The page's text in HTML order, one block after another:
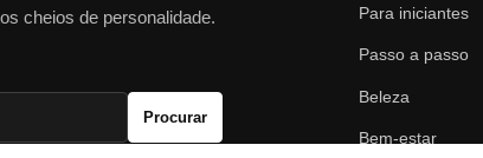
cheios de personalidade.
Procurar
Para iniciantes
Passo a passo
Beleza
Bem-estar